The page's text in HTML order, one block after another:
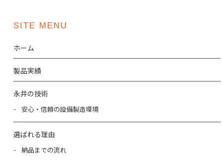
SITE MENU
ホーム
製品実績
永井の技術
安心・信頼の設備製造環境
選ばれる理由
納品までの流れ